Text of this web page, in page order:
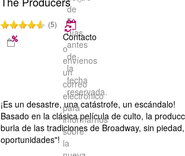
de
5
días
antes
de
la
fecha
reservada.
(5)
Contacto
o
envíenos
un
correo
electrónico
para
informarnos
sobre
la
¡Es un desastre, una catástrofe, un escándalo!
Basado en la clásica película de culto, la
burla de las tradiciones de Broadway, sin
oportunidades"!